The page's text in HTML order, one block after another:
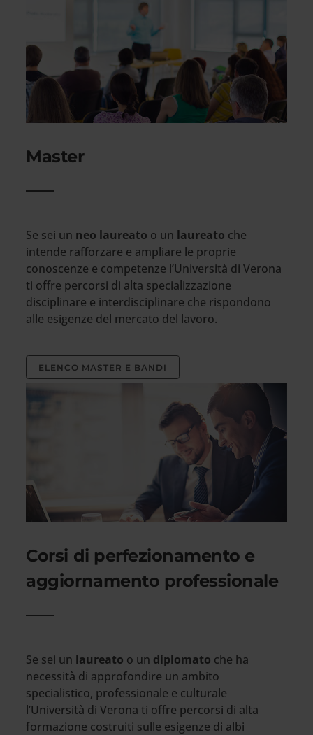
Master
Se sei un neo laureato o un laureato che
intende rafforzare e ampliare le proprie
conoscenze e competenze l’Università di Verona
ti offre percorsi di alta specializzazione
disciplinare e interdisciplinare che rispondono
alle esigenze del mercato del lavoro.
ELENCO MASTER E BANDI
Corsi di perfezionamento e
aggiornamento professionale
Se sei un laureato o un diplomato che ha
necessità di approfondire un ambito
specialistico, professionale e culturale
l’Università di Verona ti offre percorsi di alta
formazione costruiti sulle esigenze di albi